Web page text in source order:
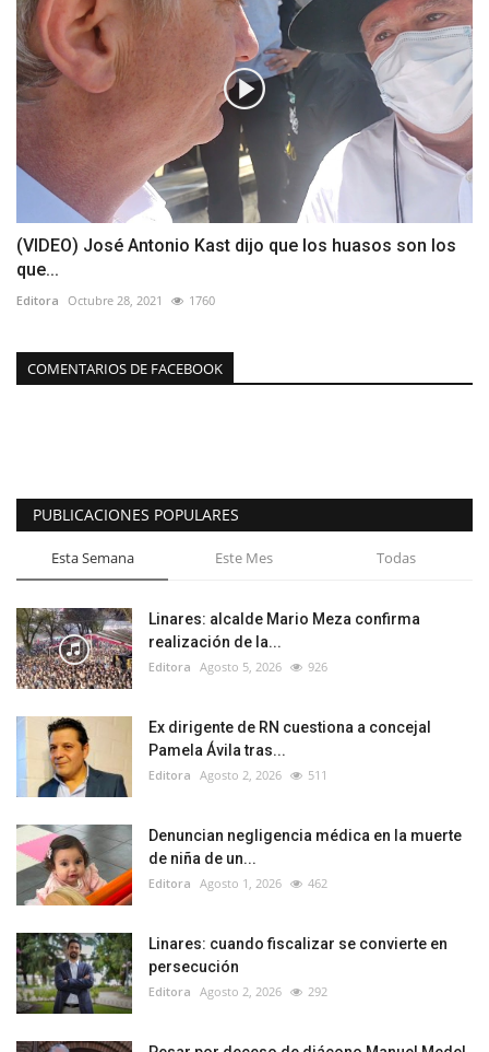
(VIDEO) José Antonio Kast dijo que los huasos son los
que...
Editora Octubre 28, 2021 1760
COMENTARIOS DE FACEBOOK
PUBLICACIONES POPULARES
Esta Semana Este Mes Todas
Linares: alcalde Mario Meza confirma
realización de la...
Editora Agosto 5, 2026 926
Ex dirigente de RN cuestiona a concejal
Pamela Ávila tras...
Editora Agosto 2, 2026 511
Denuncian negligencia médica en la muerte
de niña de un...
Editora Agosto 1, 2026 462
Linares: cuando fiscalizar se convierte en
persecución
Editora Agosto 2, 2026 292